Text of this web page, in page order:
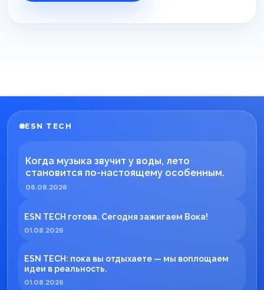
ESN TECH
Когда музыка звучит у воды, лето
становится по-настоящему особенным.
06.08.2026
ESN TECH готова. Сегодня зажигаем Вока!
01.08.2026
ESN TECH: пока вы отдыхаете — мы воплощаем
идеи в реальность.
01.08.2026